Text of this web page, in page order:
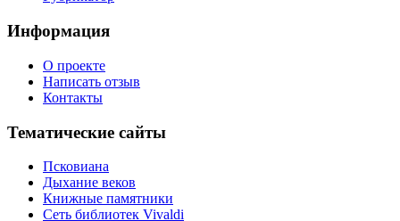
Информация
О проекте
Написать отзыв
Контакты
Тематические сайты
Псковиана
Дыхание веков
Книжные памятники
Сеть библиотек Vivaldi